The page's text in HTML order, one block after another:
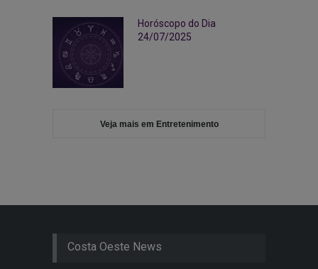
Horóscopo do Dia
24/07/2025
Veja mais em Entretenimento
Costa Oeste News